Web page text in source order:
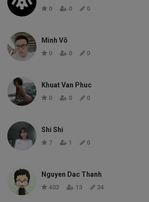
0 0 0
Minh Võ
0 0 0
Khuat Van Phuc
0 0 0
Shi Shi
7 1 0
Nguyen Dac Thanh
403 13 24